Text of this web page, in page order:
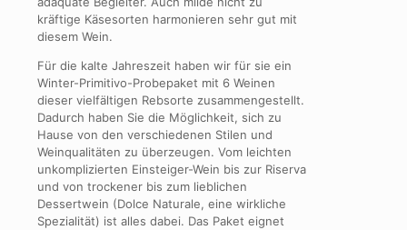
kräftige Käsesorten harmonieren sehr gut mit
diesem Wein.
Für die kalte Jahreszeit haben wir für sie ein
Winter-Primitivo-Probepaket mit 6 Weinen
dieser vielfältigen Rebsorte zusammengestellt.
Dadurch haben Sie die Möglichkeit, sich zu
Hause von den verschiedenen Stilen und
Weinqualitäten zu überzeugen. Vom leichten
unkomplizierten Einsteiger-Wein bis zur Riserva
und von trockener bis zum lieblichen
Dessertwein (Dolce Naturale, eine wirkliche
Spezialität) ist alles dabei. Das Paket eignet